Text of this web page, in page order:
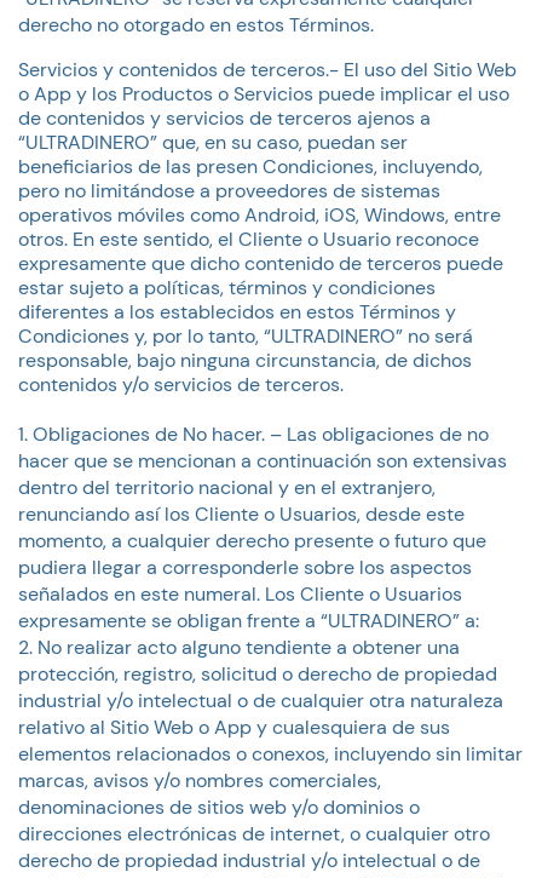
derecho no otorgado en estos Términos.
Servicios y contenidos de terceros.- El uso del Sitio Web
o App y los Productos o Servicios puede implicar el uso
de contenidos y servicios de terceros ajenos a
“ULTRADINERO” que, en su caso, puedan ser
beneficiarios de las presen Condiciones, incluyendo,
pero no limitándose a proveedores de sistemas
operativos móviles como Android, iOS, Windows, entre
otros. En este sentido, el Cliente o Usuario reconoce
expresamente que dicho contenido de terceros puede
estar sujeto a políticas, términos y condiciones
diferentes a los establecidos en estos Términos y
Condiciones y, por lo tanto, “ULTRADINERO” no será
responsable, bajo ninguna circunstancia, de dichos
contenidos y/o servicios de terceros.
Obligaciones de No hacer. – Las obligaciones de no
hacer que se mencionan a continuación son extensivas
dentro del territorio nacional y en el extranjero,
renunciando así los Cliente o Usuarios, desde este
momento, a cualquier derecho presente o futuro que
pudiera llegar a corresponderle sobre los aspectos
señalados en este numeral. Los Cliente o Usuarios
expresamente se obligan frente a “ULTRADINERO” a:
No realizar acto alguno tendiente a obtener una
protección, registro, solicitud o derecho de propiedad
industrial y/o intelectual o de cualquier otra naturaleza
relativo al Sitio Web o App y cualesquiera de sus
elementos relacionados o conexos, incluyendo sin limitar
marcas, avisos y/o nombres comerciales,
denominaciones de sitios web y/o dominios o
direcciones electrónicas de internet, o cualquier otro
derecho de propiedad industrial y/o intelectual o de